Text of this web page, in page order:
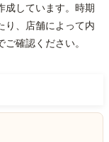
成しています。時期
り、店舗によって内
確認ください。